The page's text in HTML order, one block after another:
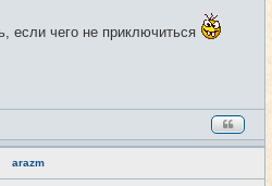
если чего не приключиться
arazm